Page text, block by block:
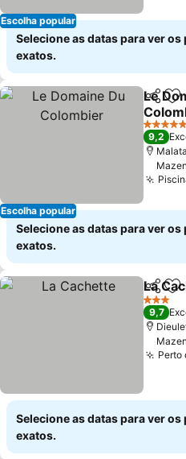
Escolha popular
Selecione as datas para ver os
exatos.
Escolha popular
Le
Ver
5 Estrelas
9,2
Selecione as datas para ver os
exatos.
La
3 Estrelas
9,7
Perto
Selecione as datas para ver os
exatos.